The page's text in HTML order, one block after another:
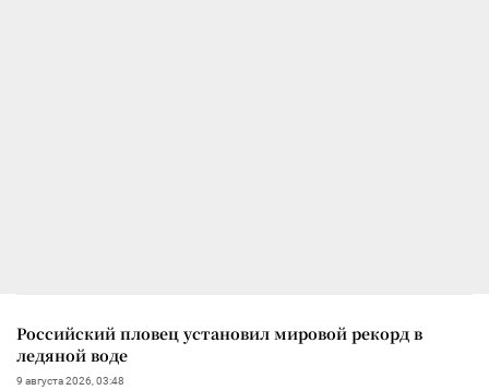
Российский пловец установил мировой рекорд в
ледяной воде
9 августа 2026, 03:48